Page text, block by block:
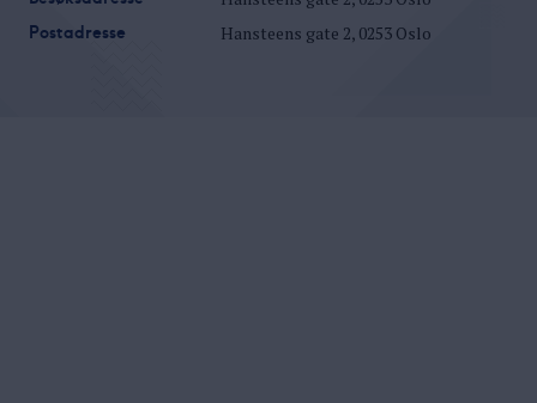
Postadresse Hansteens gate 2, 0253 Oslo